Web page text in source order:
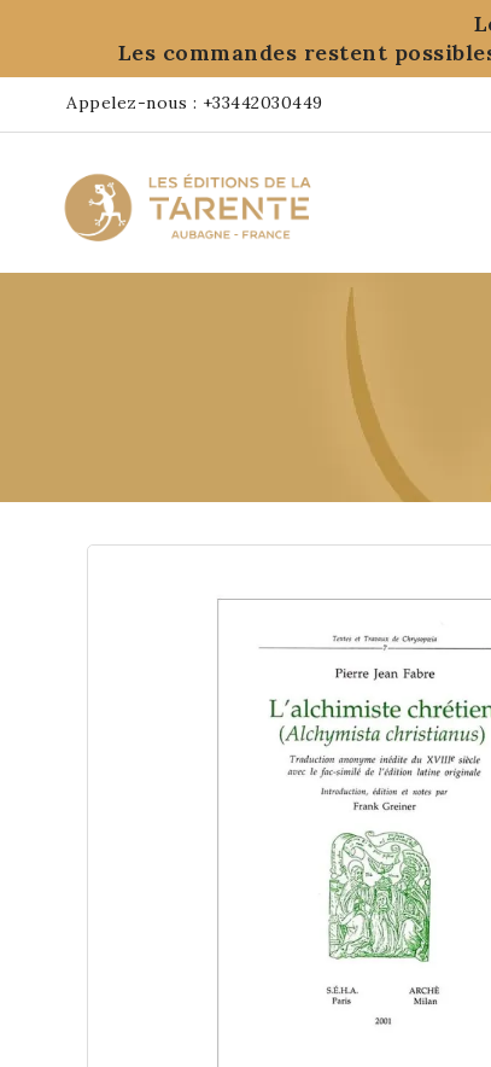
Les commandes restent
Appelez-nous : +33442030449